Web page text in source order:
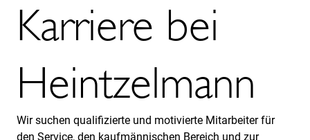
Karriere bei
Heintzelmann
Wir suchen qualifizierte und motivierte Mitarbeiter für
den Service, den kaufmännischen Bereich und zur